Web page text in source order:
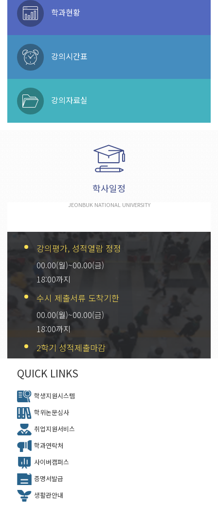
학과현황
강의시간표
강의자료실
학사일정
JEONBUK NATIONAL UNIVERSITY
강의평가, 성적열람 정정
00.00(월)~00.00(금)
18:00까지
수시 제출서류 도착기한
00.00(월)~00.00(금)
18:00까지
2학기 성적제출마감
18:00까지
QUICK LINKS
학생지원시스템
학위논문심사
취업지원서비스
학과연락처
사이버캠퍼스
증명서발급
생활관안내